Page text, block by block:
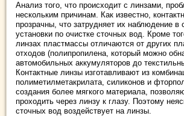
Анализ того, что происходит с линзами,
нескольким причинам. Как известно,
прозрачны, что затрудняет их наблюдение в
установки по очистке сточных вод. Кроме
линзах пластмассы отличаются от других
отходов (полипропилена, который можно
автомобильных аккумуляторов до
Контактные линзы изготавливают из
полиметилметакрилата, силиконов и
создания более мягкого материала,
проходить через линзу к глазу. Поэтому
сточных вод воздействует на линзы.